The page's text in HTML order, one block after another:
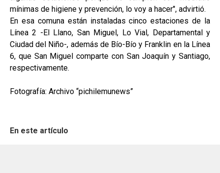
mínimas de higiene y prevención, lo voy a hacer", advirtió.
En esa comuna están instaladas cinco estaciones de la
Línea 2 -El Llano, San Miguel, Lo Vial, Departamental y
Ciudad del Niño-, además de Bío-Bío y Franklin en la Línea
6, que San Miguel comparte con San Joaquín y Santiago,
respectivamente.
Fotografía: Archivo “pichilemunews”
En este artículo